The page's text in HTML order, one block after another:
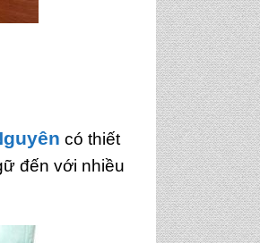
có thiết
đến với nhiều